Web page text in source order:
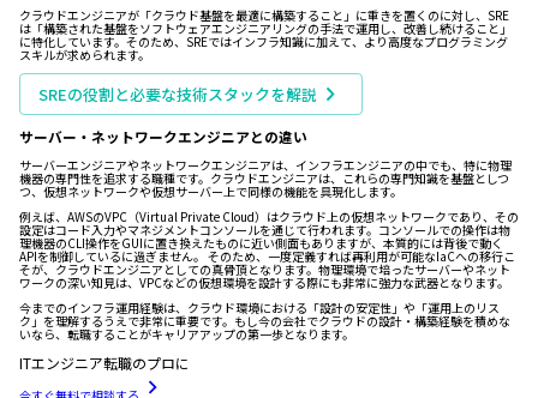
クラウドエンジニアが「クラウド基盤を最適に構築すること」に重きを置くのに対し、SRE
は「構築された基盤をソフトウェアエンジニアリングの手法で運用し、改善し続けること」
に特化しています。そのため、SREではインフラ知識に加えて、より高度なプログラミング
スキルが求められます。
SREの役割と必要な技術スタックを解説
サーバー・ネットワークエンジニアとの違い
サーバーエンジニアやネットワークエンジニアは、インフラエンジニアの中でも、特に物理
機器の専門性を追求する職種です。クラウドエンジニアは、これらの専門知識を基盤としつ
つ、仮想ネットワークや仮想サーバー上で同様の機能を具現化します。
例えば、AWSのVPC（Virtual Private Cloud）はクラウド上の仮想ネットワークであり、その
設定はコード入力やマネジメントコンソールを通じて行われます。コンソールでの操作は物
理機器のCLI操作をGUIに置き換えたものに近い側面もありますが、本質的には背後で動く
APIを制御しているに過ぎません。 そのため、一度定義すれば再利用が可能なIaCへの移行こ
そが、クラウドエンジニアとしての真骨頂となります。物理環境で培ったサーバーやネット
ワークの深い知見は、VPCなどの仮想環境を設計する際にも非常に強力な武器となります。
今までのインフラ運用経験は、クラウド環境における「設計の安定性」や「運用上のリス
ク」を理解するうえで非常に重要です。もし今の会社でクラウドの設計・構築経験を積めな
いなら、転職することがキャリアアップの第一歩となります。
ITエンジニア転職のプロに